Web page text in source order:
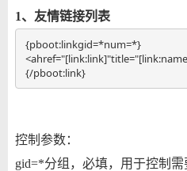
1、友情链接列表
{pboot:linkgid=*num=*}
{/pboot:link}
控制参数：
gid=*分组，必填，用于控制